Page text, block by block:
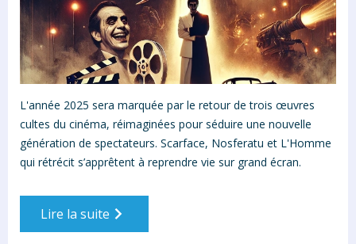
L'année 2025 sera marquée par le retour de trois œuvres
cultes du cinéma, réimaginées pour séduire une nouvelle
génération de spectateurs. Scarface, Nosferatu et L'Homme
qui rétrécit s’apprêtent à reprendre vie sur grand écran.
Lire la suite